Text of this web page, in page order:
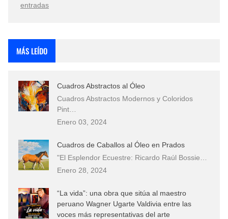
Que significan los cuadros de negras africanas?
El mundo del arte en pintura surrealista
entradas
MÁS LEÍDO
Cuadros Abstractos al Óleo
Cuadros Abstractos Modernos y Coloridos
Pint…
Enero 03, 2024
Cuadros de Caballos al Óleo en Prados
"El Esplendor Ecuestre: Ricardo Raúl Bossie…
Enero 28, 2024
“La vida”: una obra que sitúa al maestro
peruano Wagner Ugarte Valdivia entre las
voces más representativas del arte